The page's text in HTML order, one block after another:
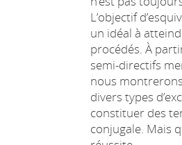
L’objectif
un idéal à
procédés. À
semi-directifs
nous
divers types
constituer des
conjugale. Mais